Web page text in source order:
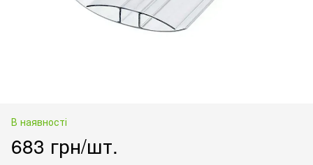
В наявності
683 грн/шт.